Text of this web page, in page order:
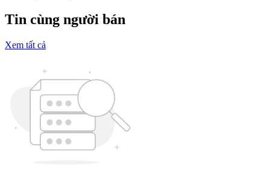
Tin cùng người bán
Xem tất cả